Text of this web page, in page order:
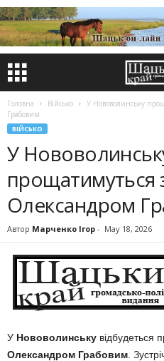
Головна Військо
У Нововолинську
Грабовим
ВІЙСЬКО
У
прощатимуться
Олександром
Автор Марченко Ігор - May 18, 2026
У Нововолинську відбудеться
Олександром Грабовим .